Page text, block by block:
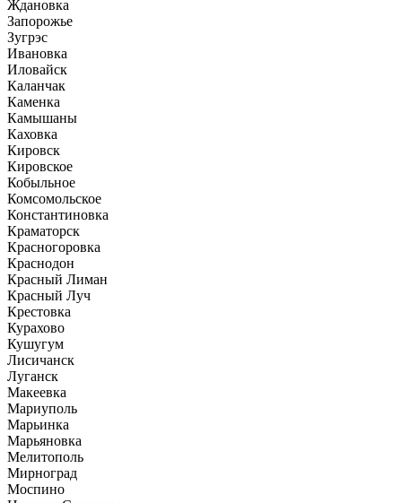
Ждановка
Запорожье
Зугрэс
Ивановка
Иловайск
Каланчак
Каменка
Камышаны
Каховка
Кировск
Кировское
Кобыльное
Комсомольское
Константиновка
Краматорск
Красногоровка
Краснодон
Красный Лиман
Красный Луч
Крестовка
Курахово
Кушугум
Лисичанск
Луганск
Макеевка
Мариуполь
Марьинка
Марьяновка
Мелитополь
Мирноград
Моспино